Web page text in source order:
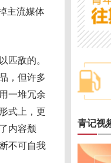
主流媒体
敌的。
，但许多
一堆冗余
式上，更
内容颓
不可自我
青记视